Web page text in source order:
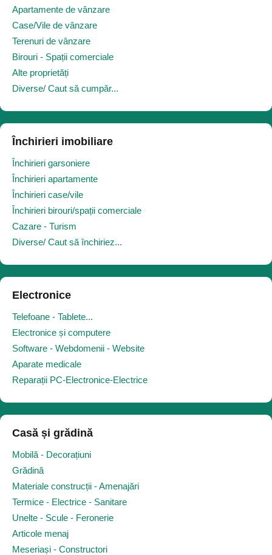
Apartamente de vânzare
Case/Vile de vânzare
Terenuri de vânzare
Birouri - Spații comerciale
Alte proprietăți
Diverse/ Caut să cumpăr...
Închirieri imobiliare
Închirieri garsoniere
Închirieri apartamente
Închirieri case/vile
Închirieri birouri/spații comerciale
Cazare - Turism
Diverse/ Caut să închiriez...
Electronice
Telefoane - Tablete...
Electronice și computere
Software - Webdomenii - Website
Aparate medicale
Reparații PC-Electronice-Electrice
Casă și grădină
Mobilă - Decorațiuni
Grădină
Materiale construcții - Amenajări
Termice - Electrice - Sanitare
Unelte - Scule - Feronerie
Articole menaj
Meseriași - Constructori